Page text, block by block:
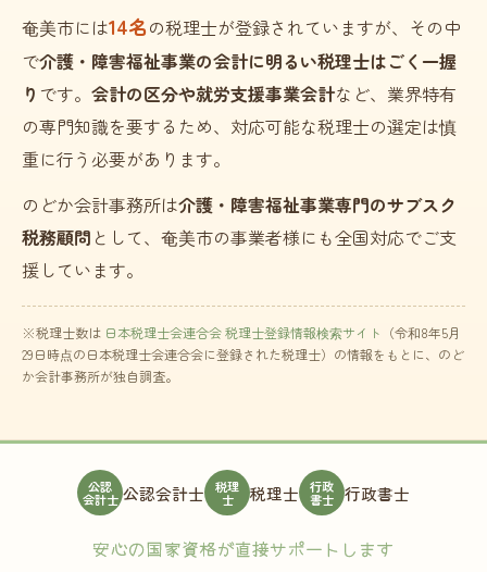
奄美市には14名の税理士が登録されていますが、その中
で介護・障害福祉事業の会計に明るい税理士はごく一握
り です。 会計の区分や就労支援事業会計など、業界特有
の専門知識を要するため、対応可能な税理士の選定は慎
重に行う必要があります。
のどか会計事務所は介護・障害福祉事業専門のサブスク
税務顧問 として、奄美市の事業者様にも全国対応でご支
援しています。
※税理士数は 日本税理士会連合会 税理士登録情報検索サイト （令和8年5月
29日時点の日本税理士会連合会に登録された税理士）の情報をもとに、のど
か会計事務所が独自調査。
公認
会計士 公認会計士 税理
士 税理士 行政
書士 行政書士
安心の国家資格が直接サポートします